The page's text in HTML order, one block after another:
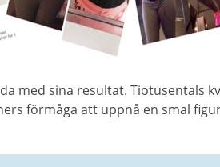
med sina resultat. Tiotusentals
förmåga att uppnå en smal